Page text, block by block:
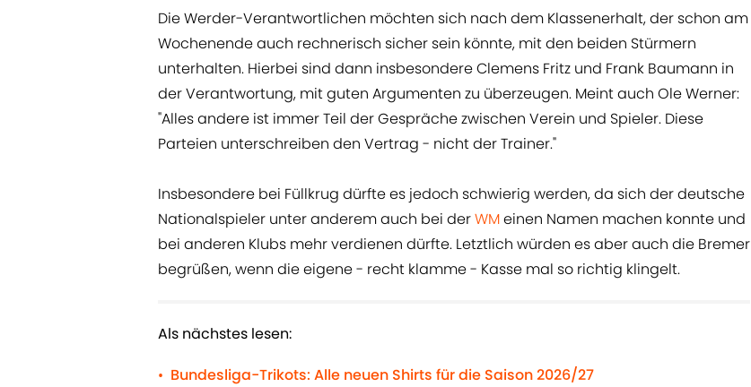
Die Werder-Verantwortlichen möchten sich nach dem Klassenerhalt, der schon am
Wochenende auch rechnerisch sicher sein könnte, mit den beiden Stürmern
unterhalten. Hierbei sind dann insbesondere Clemens Fritz und Frank Baumann in
der Verantwortung, mit guten Argumenten zu überzeugen. Meint auch Ole Werner:
"Alles andere ist immer Teil der Gespräche zwischen Verein und Spieler. Diese
Parteien unterschreiben den Vertrag - nicht der Trainer."
Insbesondere bei Füllkrug dürfte es jedoch schwierig werden, da sich der deutsche
Nationalspieler unter anderem auch bei derWMeinen Namen machen konnte und
bei anderen Klubs mehr verdienen dürfte. Letztlich würden es aber auch die Bremer
begrüßen, wenn die eigene - recht klamme - Kasse mal so richtig klingelt.
Als nächstes lesen:
• Bundesliga-Trikots: Alle neuen Shirts für die Saison 2026/27